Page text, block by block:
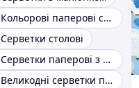
Кольорові паперові серветки
Серветки столові
Серветки паперові з малюнком
Великодні серветки паперові